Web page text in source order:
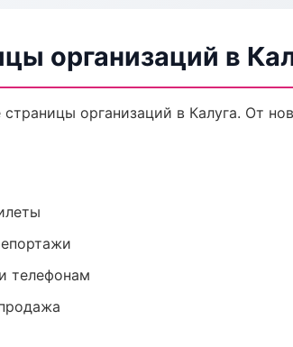
организаций в
организаций в Калуга. От
телефонам